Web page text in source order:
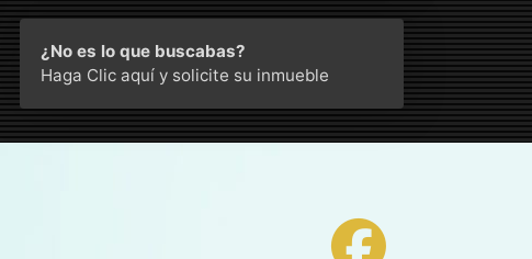
¿No es lo que buscabas?
Haga Clic aquí y solicite su inmueble